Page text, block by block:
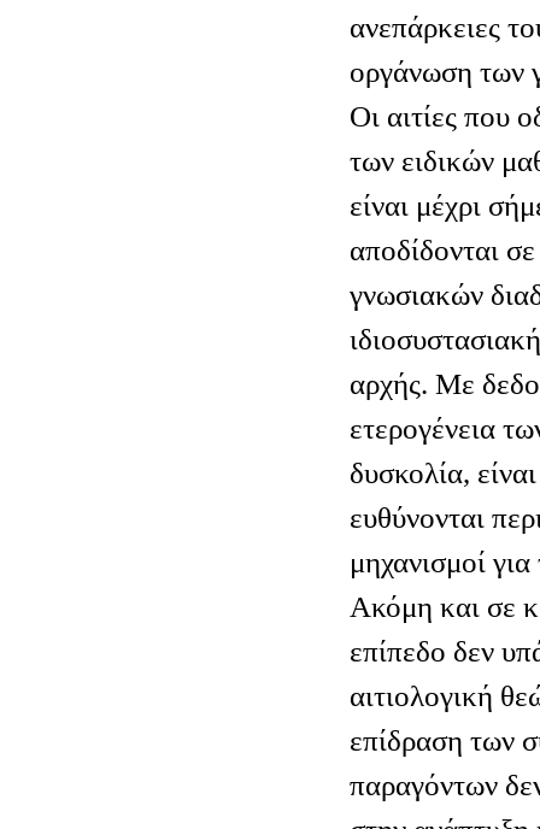
ανεπάρκειες
οργάνωση των
Οι αιτίες που
των ειδικών
είναι μέχρι
αποδίδονται
γνωσιακών
αρχής. Με
ετερογένεια
δυσκολία,
ευθύνονται
μηχανισμοί
Ακόμη και σε
επίπεδο δεν
αιτιολογική
επίδραση των
παραγόντων